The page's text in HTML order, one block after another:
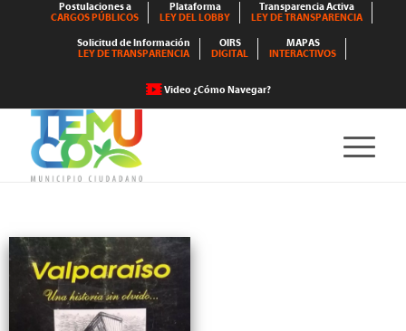
Postulaciones a
CARGOS PÚBLICOS
Plataforma
LEY DEL LOBBY
Transparencia Activa
LEY DE TRANSPARENCIA
Solicitud de Información
LEY DE TRANSPARENCIA
OIRS
DIGITAL
MAPAS
INTERACTIVOS
Video ¿Cómo Navegar?